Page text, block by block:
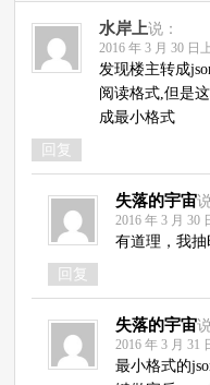
水岸上说：
2016 年 3 月 30 日
发现楼主转成
阅读格式,但是
成最小格式
回复
失落的宇宙
2016 年 3 月 30
有道理，我
回复
失落的宇宙
2016 年 3 月 31
最小格式的